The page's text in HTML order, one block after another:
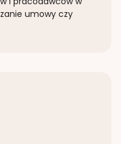
umowy czy